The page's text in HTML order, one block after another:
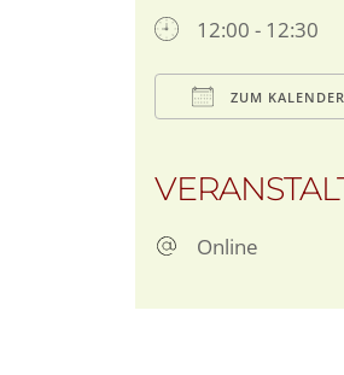
12:00 - 12:30
ZUM
Online